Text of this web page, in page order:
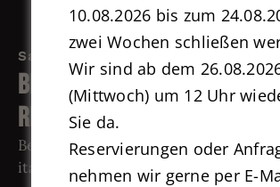
Sassella Ristorante in Herdecke
Benvenuti im
Ristorante Sassella
Besuchen Sie uns in Herdecke und
italienische Küche kennen.
10.08.2026 bis zum
zwei Wochen schließen
Wir sind ab dem
(Mittwoch) um 12 Uhr
Sie da.
Reservierungen oder
nehmen wir gerne per E-